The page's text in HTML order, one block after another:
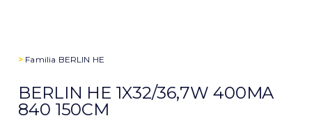
> Familia BERLIN HE
BERLIN HE 1X32/36,7W 400MA
840 150CM